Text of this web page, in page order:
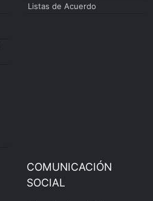
Listas de Acuerdo
COMUNICACIÓN
SOCIAL